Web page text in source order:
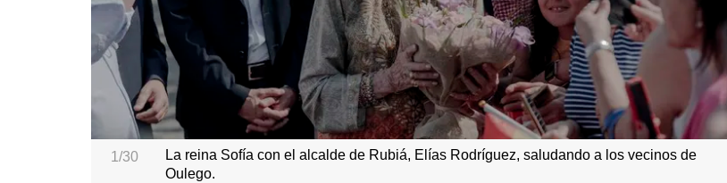
1/30
La reina Sofía con el alcalde de Rubiá, Elías Rodríguez, saludando a los vecinos de
Oulego.